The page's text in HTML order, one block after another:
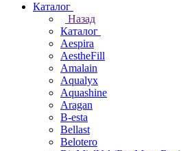
Каталог
Назад
Каталог
Aespira
AestheFill
Amalain
Aqualyx
Aquashine
Aragan
B-esta
Bellast
Belotero